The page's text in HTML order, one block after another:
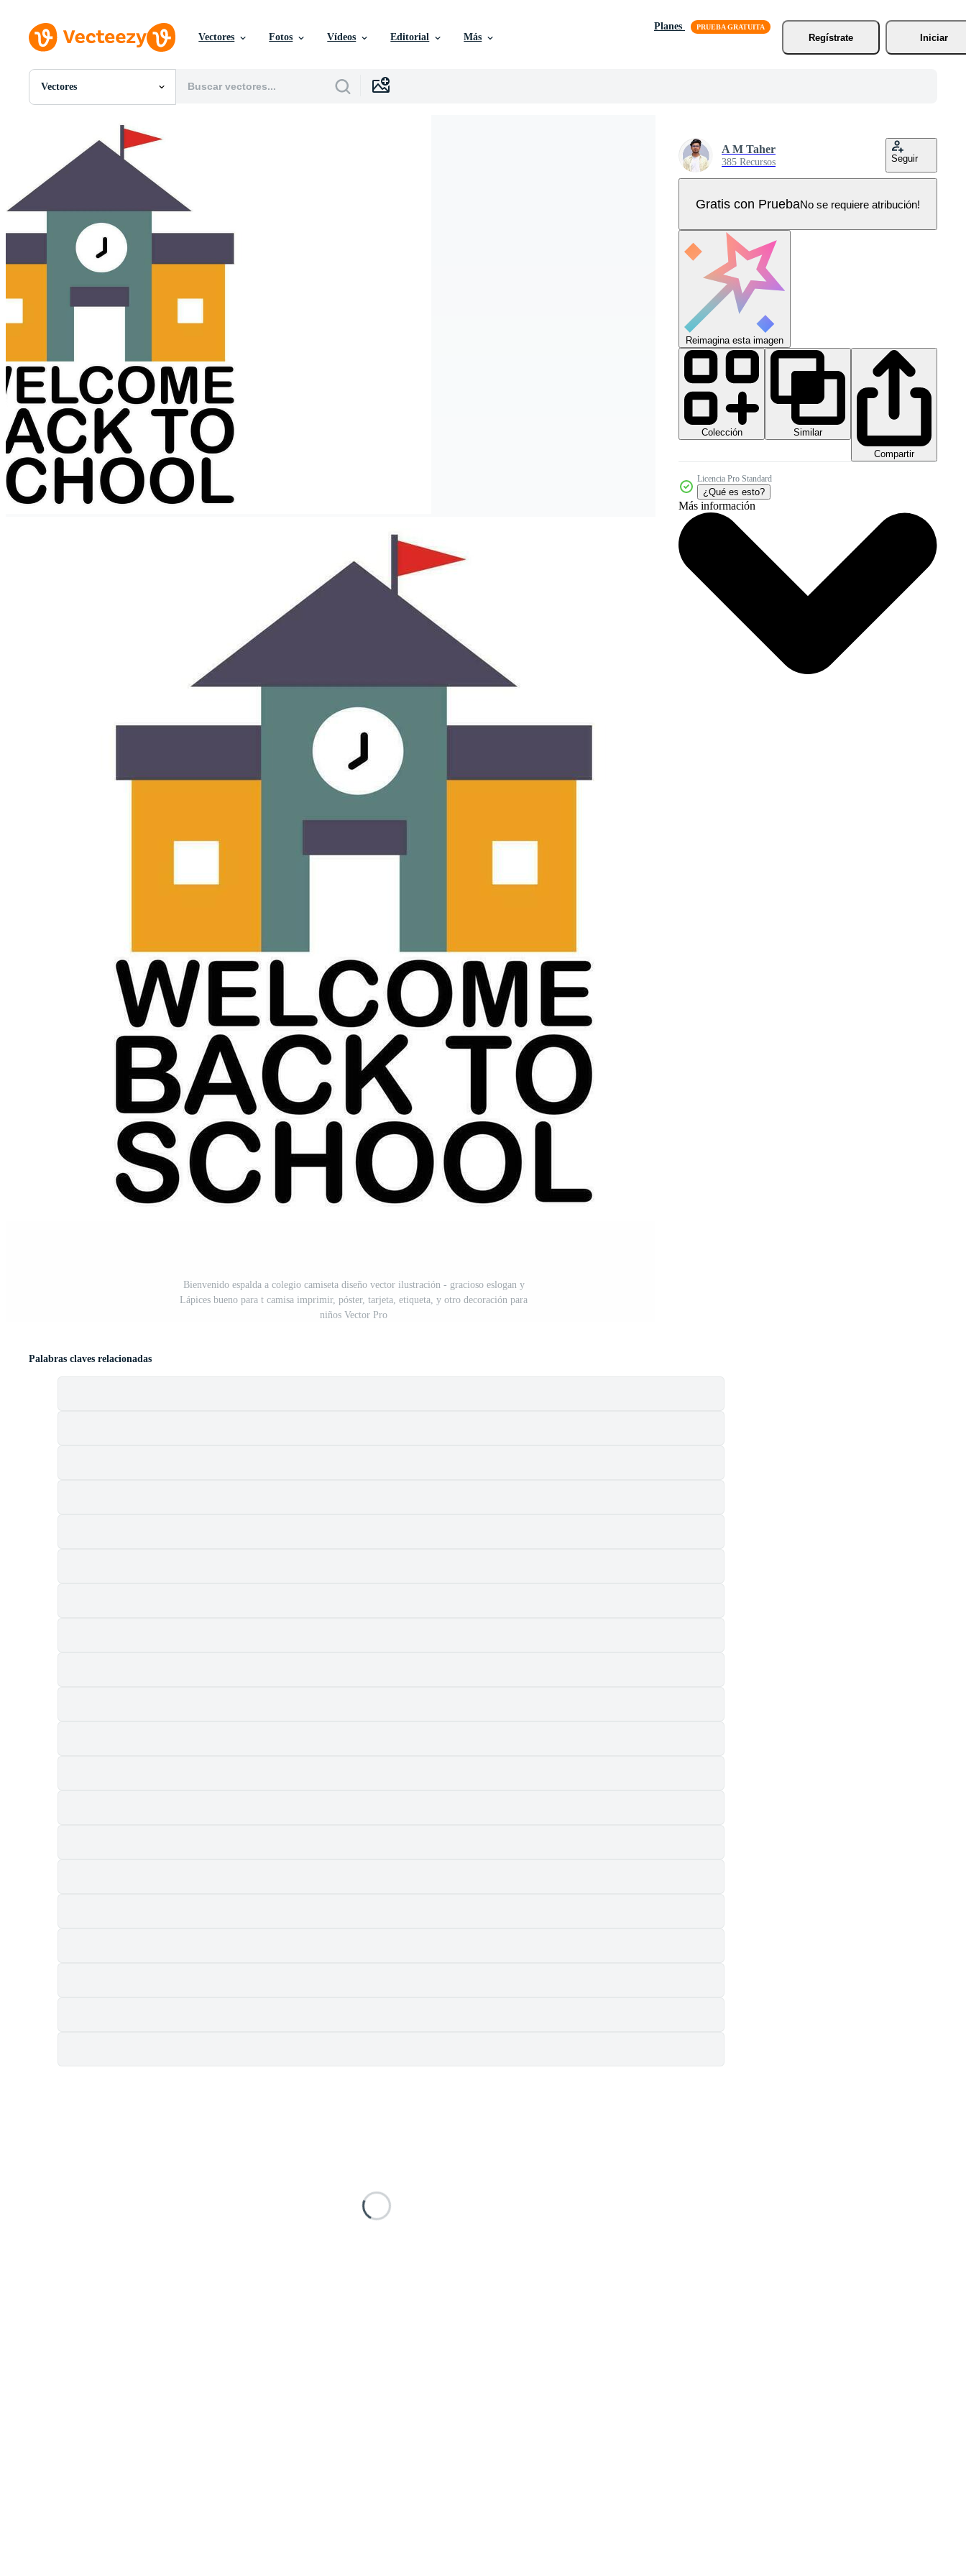
Vectores Fotos Vídeos Editorial Más
Planes
Regístrate
Iniciar
Vectores
Todas Imágenes
PSDs
SVGs
Videos
Gráficos en Movimiento
Imágenes Editoriales
Eventos Editoriales
Bienvenido espalda a colegio camiseta diseño vector ilustración - gracioso eslogan y
Lápices bueno para t camisa imprimir, póster, tarjeta, etiqueta, y otro decoración para
niños Vector Pro
A M Taher
385 Recursos Seguir
Gratis con PruebaNo se requiere atribución!
Reimagina esta imagen
Colección
Similar
Compartir
Licencia Pro Standard
¿Qué es esto?
Más información
Palabras claves relacionadas